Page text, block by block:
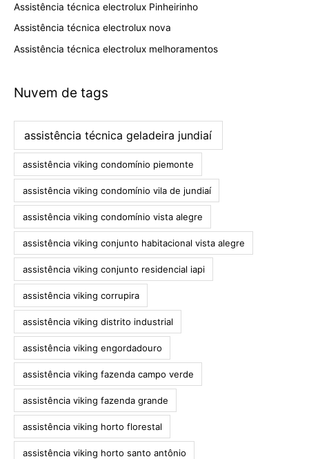
Assistência técnica electrolux Pinheirinho
Assistência técnica electrolux nova
Assistência técnica electrolux melhoramentos
Nuvem de tags
assistência técnica geladeira jundiaí
assistência viking condomínio piemonte
assistência viking condomínio vila de jundiaí
assistência viking condomínio vista alegre
assistência viking conjunto habitacional vista alegre
assistência viking conjunto residencial iapi
assistência viking corrupira
assistência viking distrito industrial
assistência viking engordadouro
assistência viking fazenda campo verde
assistência viking fazenda grande
assistência viking horto florestal
assistência viking horto santo antônio